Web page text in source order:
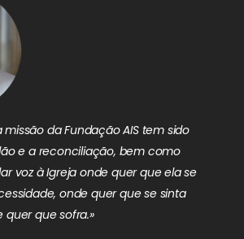
missão da Fundação AIS tem sido
e a reconciliação, bem como
voz à Igreja onde quer que ela se
onde quer que se sinta
que sofra.»